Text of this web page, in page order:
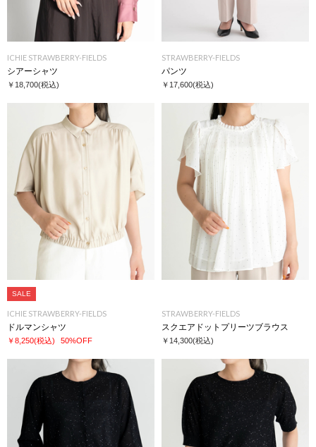
ICHIE STRAWBERRY-FIELDS
シアーシャツ
￥18,700(税込)
STRAWBERRY-FIELDS
パンツ
￥17,600(税込)
SALE
ICHIE STRAWBERRY-FIELDS
ドルマンシャツ
￥8,250(税込) 50%OFF
STRAWBERRY-FIELDS
スクエアドットプリーツブラウス
￥14,300(税込)